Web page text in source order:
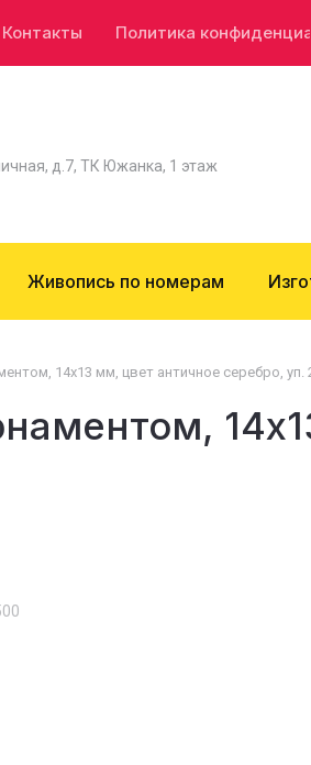
Контакты Политика
д.7, ТК Южанка, 1 этаж
Живопись по номерам
14х13 мм, цвет античное серебро, уп.